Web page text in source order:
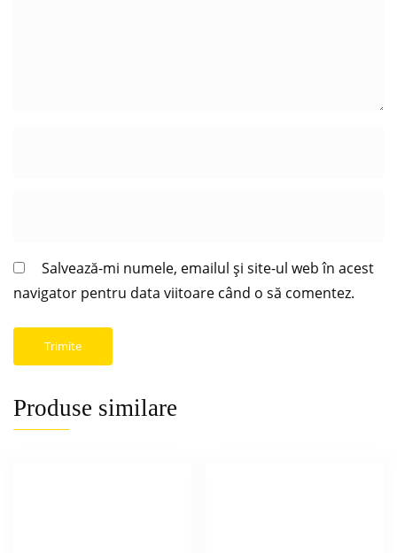
Salvează-mi numele, emailul și site-ul web în acest
navigator pentru data viitoare când o să comentez.
Produse similare